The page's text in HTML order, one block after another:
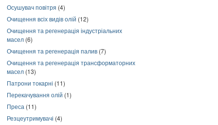
Осушувач повітря (4)
Очищення всіх видів олій (12)
Очищення та регенерація індустріальних
масел (6)
Очищення та регенерація палив (7)
Очищення та регенерація трансформаторних
масел (13)
Патрони токарні (11)
Перекачування олій (1)
Преса (11)
Резцеутримувачі (4)